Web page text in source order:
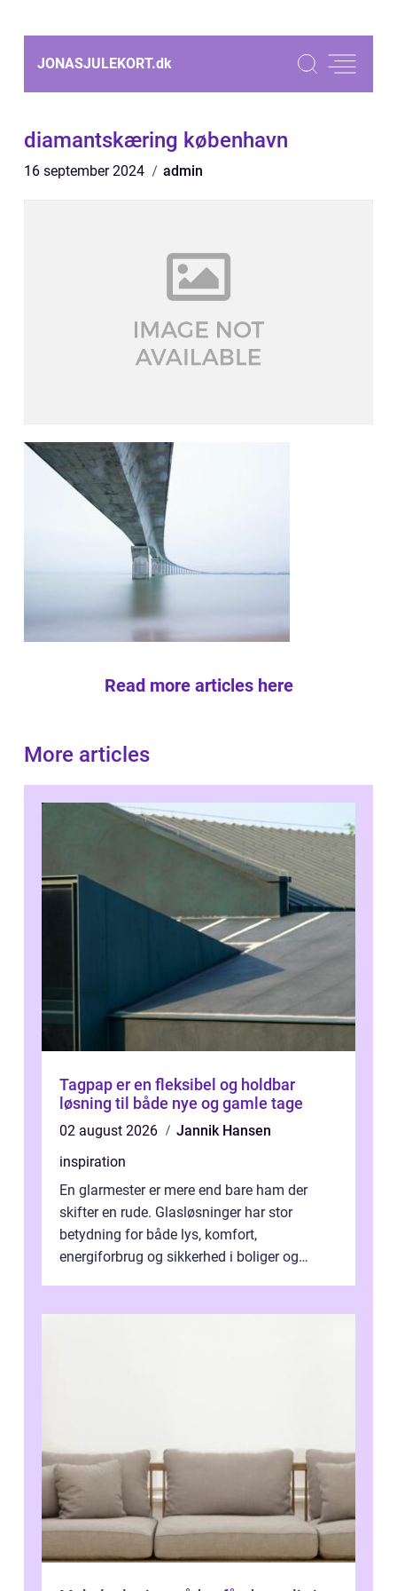
JONASJULEKORT.dk
diamantskæring københavn
16 september 2024 admin
Read more articles here
More articles
Tagpap er en fleksibel og holdbar
løsning til både nye og gamle tage
02 august 2026
Jannik Hansen
inspiration
En glarmester er mere end bare ham der
skifter en rude. Glasløsninger har stor
betydning for både lys, komfort,
energiforbrug og sikkerhed i boliger og